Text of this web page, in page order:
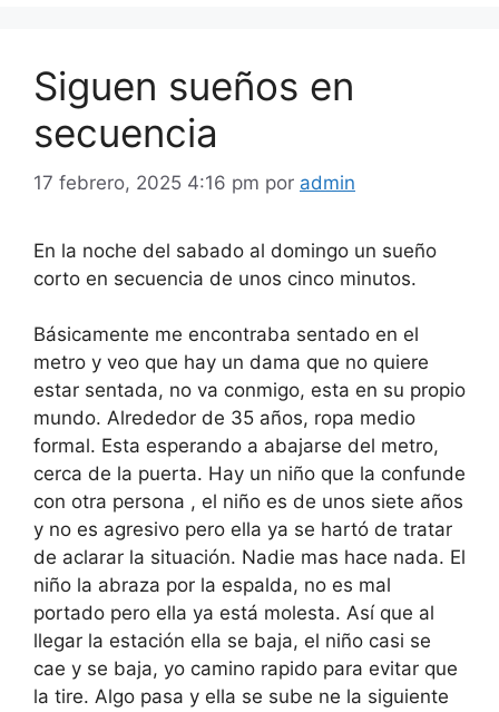
Siguen sueños en
secuencia
17 febrero, 2025 4:16 pm por admin
En la noche del sabado al domingo un sueño
corto en secuencia de unos cinco minutos.
Básicamente me encontraba sentado en el
metro y veo que hay un dama que no quiere
estar sentada, no va conmigo, esta en su propio
mundo. Alrededor de 35 años, ropa medio
formal. Esta esperando a abajarse del metro,
cerca de la puerta. Hay un niño que la confunde
con otra persona , el niño es de unos siete años
y no es agresivo pero ella ya se hartó de tratar
de aclarar la situación. Nadie mas hace nada. El
niño la abraza por la espalda, no es mal
portado pero ella ya está molesta. Así que al
llegar la estación ella se baja, el niño casi se
cae y se baja, yo camino rapido para evitar que
la tire. Algo pasa y ella se sube ne la siguiente